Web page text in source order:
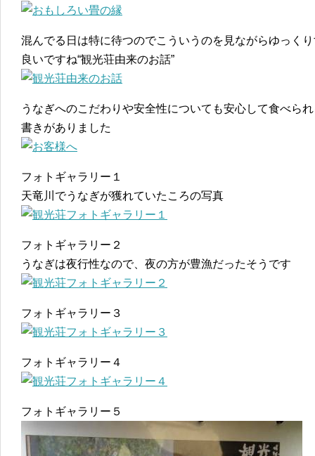
混んでる日は特に待つのでこういうのを見ながらゆっく
良いですね“観光荘由来のお話”
うなぎへのこだわりや安全性についても安心して食べら
書きがありました
フォトギャラリー１
天竜川でうなぎが獲れていたころの写真
フォトギャラリー２
うなぎは夜行性なので、夜の方が豊漁だったそうです
フォトギャラリー３
フォトギャラリー４
フォトギャラリー５